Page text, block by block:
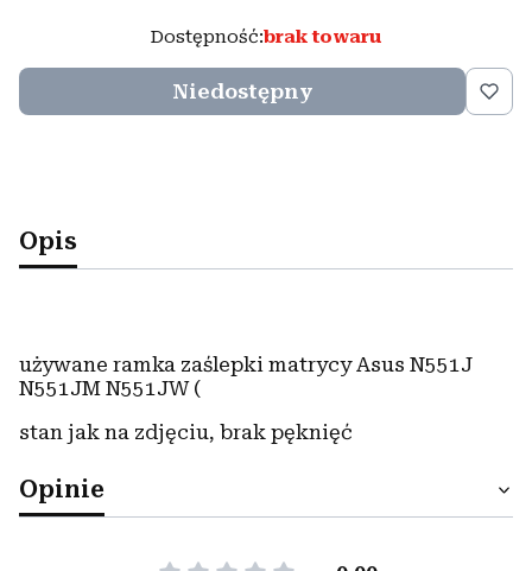
Dostępność:brak towaru
Niedostępny
Opis
używane ramka zaślepki matrycy Asus N551J
N551JM N551JW (
stan jak na zdjęciu, brak pęknięć
Opinie